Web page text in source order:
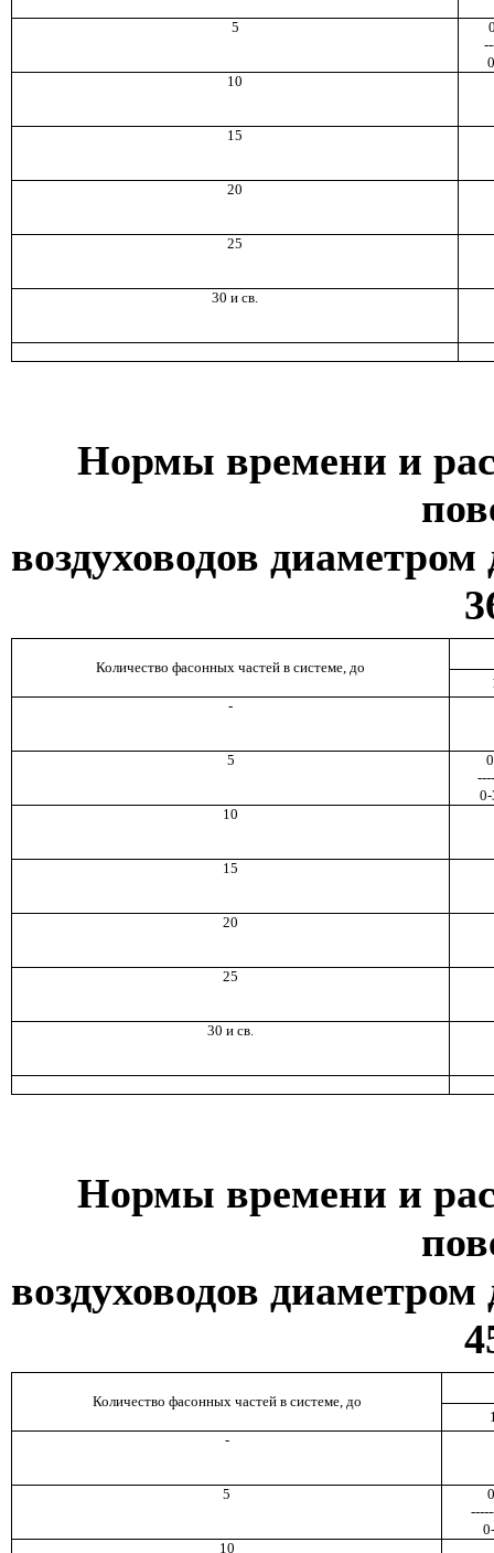
5
10
15
20
25
30 и св.
Нормы времени и
воздуховодов
Количество фасонных частей в системе, до
-
5
10
15
20
25
30 и св.
Нормы времени и
воздуховодов
Количество фасонных частей в системе, до
-
5
10